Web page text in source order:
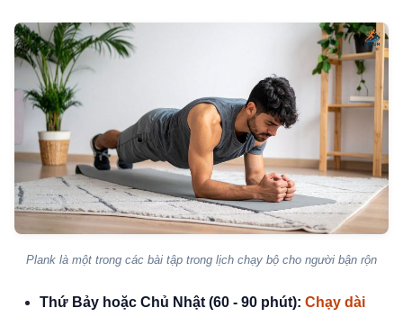
Plank là một trong các bài tập trong lịch chạy bộ cho người bận rộn
Thứ Bảy hoặc Chủ Nhật (60 - 90 phút): Chạy dài